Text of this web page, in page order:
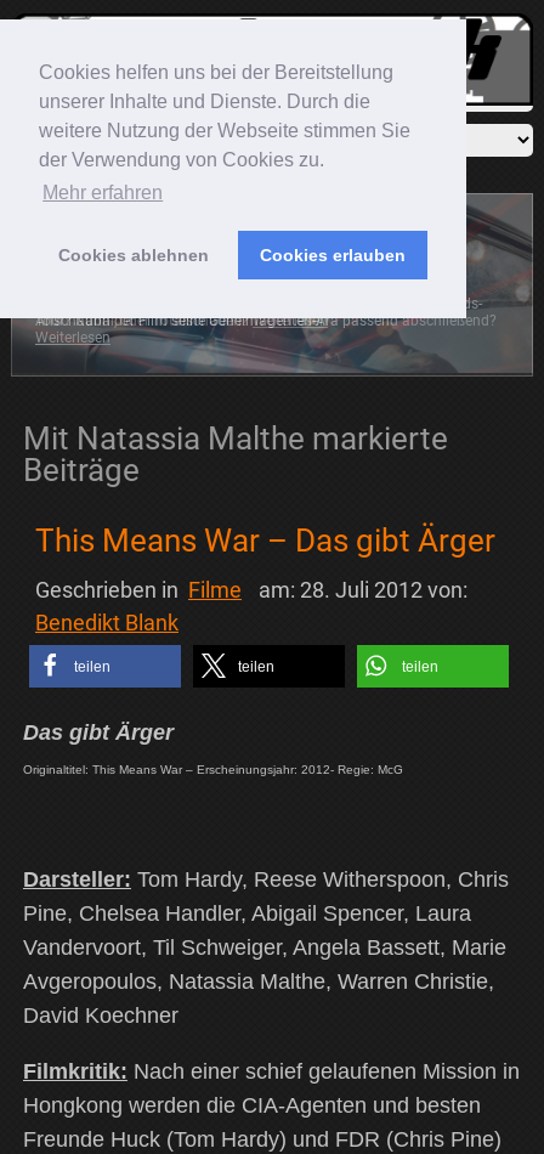
Cookies helfen uns bei der Bereitstellung
unserer Inhalte und Dienste. Durch die
weitere Nutzung der Webseite stimmen Sie
der Verwendung von Cookies zu.
Mehr erfahren
Cookies ablehnen Cookies erlauben
Anschaubar, oder Totalschaden?Weiterlesen
Mit Natassia Malthe markierte
Beiträge
This Means War – Das gibt Ärger
Geschrieben in Filme am: 28. Juli 2012von:
Benedikt Blank
teilen teilen teilen
Das gibt Ärger
Originaltitel: This Means War – Erscheinungsjahr: 2012- Regie: McG
Darsteller: Tom Hardy, Reese Witherspoon, Chris
Pine, Chelsea Handler, Abigail Spencer, Laura
Vandervoort, Til Schweiger, Angela Bassett, Marie
Avgeropoulos, Natassia Malthe, Warren Christie,
David Koechner
Filmkritik: Nach einer schief gelaufenen Mission in
Hongkong werden die CIA-Agenten und besten
Freunde Huck (Tom Hardy) und FDR (Chris Pine)